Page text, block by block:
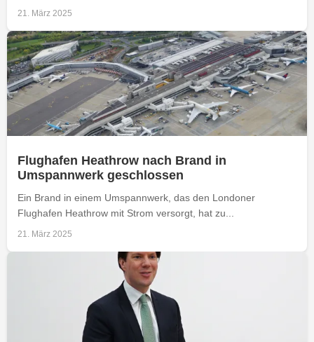
21. März 2025
Flughafen Heathrow nach Brand in
Umspannwerk geschlossen
Ein Brand in einem Umspannwerk, das den Londoner
Flughafen Heathrow mit Strom versorgt, hat zu...
21. März 2025